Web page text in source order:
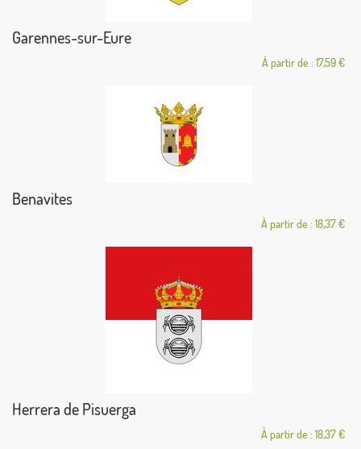
Garennes-sur-Eure
À partir de : 17,59 €
Benavites
À partir de : 18,37 €
Herrera de Pisuerga
À partir de : 18,37 €